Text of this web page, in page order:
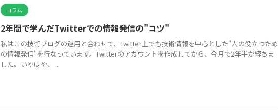
コラム
2年間で学んだTwitterでの情報発信の"コツ"
私はこの技術ブログの運用と合わせて、Twitter上でも技術情報を中心とした"人の役立つため
の情報発信"を行なっています。Twitterのアカウントを作成してから、今月で2年半が経ちま
した。いやはや、 ...